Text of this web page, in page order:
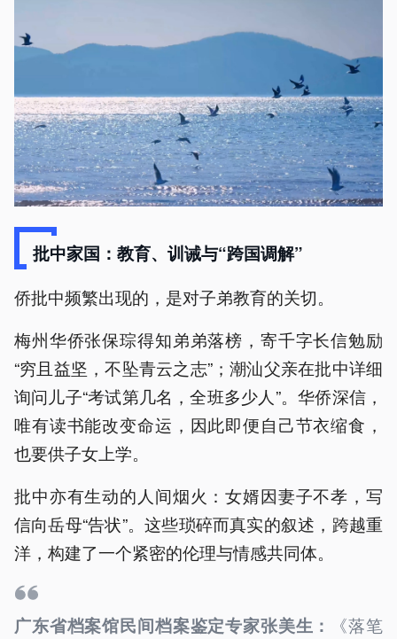
批中家国：教育、训诫与“跨国调解”
侨批中频繁出现的，是对子弟教育的关切。
梅州华侨张保琮得知弟弟落榜，寄千字长信勉励
“穷且益坚，不坠青云之志”；潮汕父亲在批中详细
询问儿子“考试第几名，全班多少人”。华侨深信，
唯有读书能改变命运，因此即便自己节衣缩食，
也要供子女上学。
批中亦有生动的人间烟火：女婿因妻子不孝，写
信向岳母“告状”。这些琐碎而真实的叙述，跨越重
洋，构建了一个紧密的伦理与情感共同体。
广东省档案馆民间档案鉴定专家张美生：
《落笔